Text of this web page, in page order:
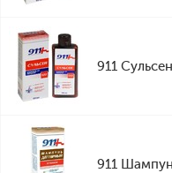
911
911